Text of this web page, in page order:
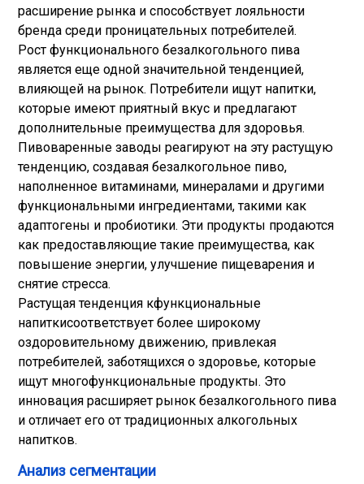
расширение рынка и способствует лояльности
бренда среди проницательных потребителей.
Рост функционального безалкогольного пива
является еще одной значительной тенденцией,
влияющей на рынок. Потребители ищут напитки,
которые имеют приятный вкус и предлагают
дополнительные преимущества для здоровья.
Пивоваренные заводы реагируют на эту растущую
тенденцию, создавая безалкогольное пиво,
наполненное витаминами, минералами и другими
функциональными ингредиентами, такими как
адаптогены и пробиотики. Эти продукты продаются
как предоставляющие такие преимущества, как
повышение энергии, улучшение пищеварения и
снятие стресса.
Растущая тенденция кфункциональные
напиткисоответствует более широкому
оздоровительному движению, привлекая
потребителей, заботящихся о здоровье, которые
ищут многофункциональные продукты. Это
инновация расширяет рынок безалкогольного пива
и отличает его от традиционных алкогольных
напитков.
Анализ сегментации